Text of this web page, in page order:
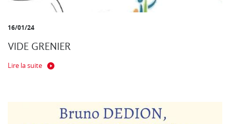
16/01/24
VIDE GRENIER
Lire la suite